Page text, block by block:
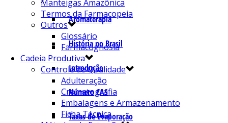
Aromaterapia
História no Brasil
Introdução
Número CAS
Taxas de Evaporação
Manteigas Amazônica
Termos da Farmacopeia
Outros
Glossário
Farmacognosia
Cadeia Produtiva
Controle de Qualidade
Adulteração
Cromatografia
Embalagens e Armazenamento
Ficha Técnica